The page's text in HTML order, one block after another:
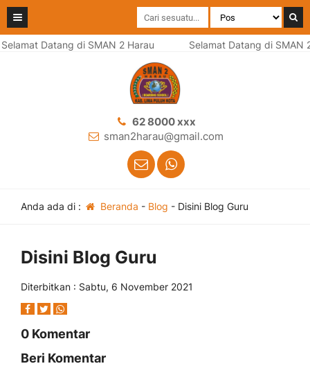
Datang di SMAN 2 Harau Selamat Datang di SMAN
62 8000 xxx
sman2harau@gmail.com
Anda ada di : Beranda - Blog - Disini Blog Guru
Disini Blog Guru
Diterbitkan : Sabtu, 6 November 2021
0 Komentar
Beri Komentar